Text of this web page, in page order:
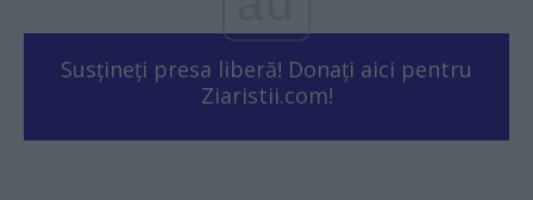
Susțineți presa liberă! Donați aici pentru
Ziaristii.com!